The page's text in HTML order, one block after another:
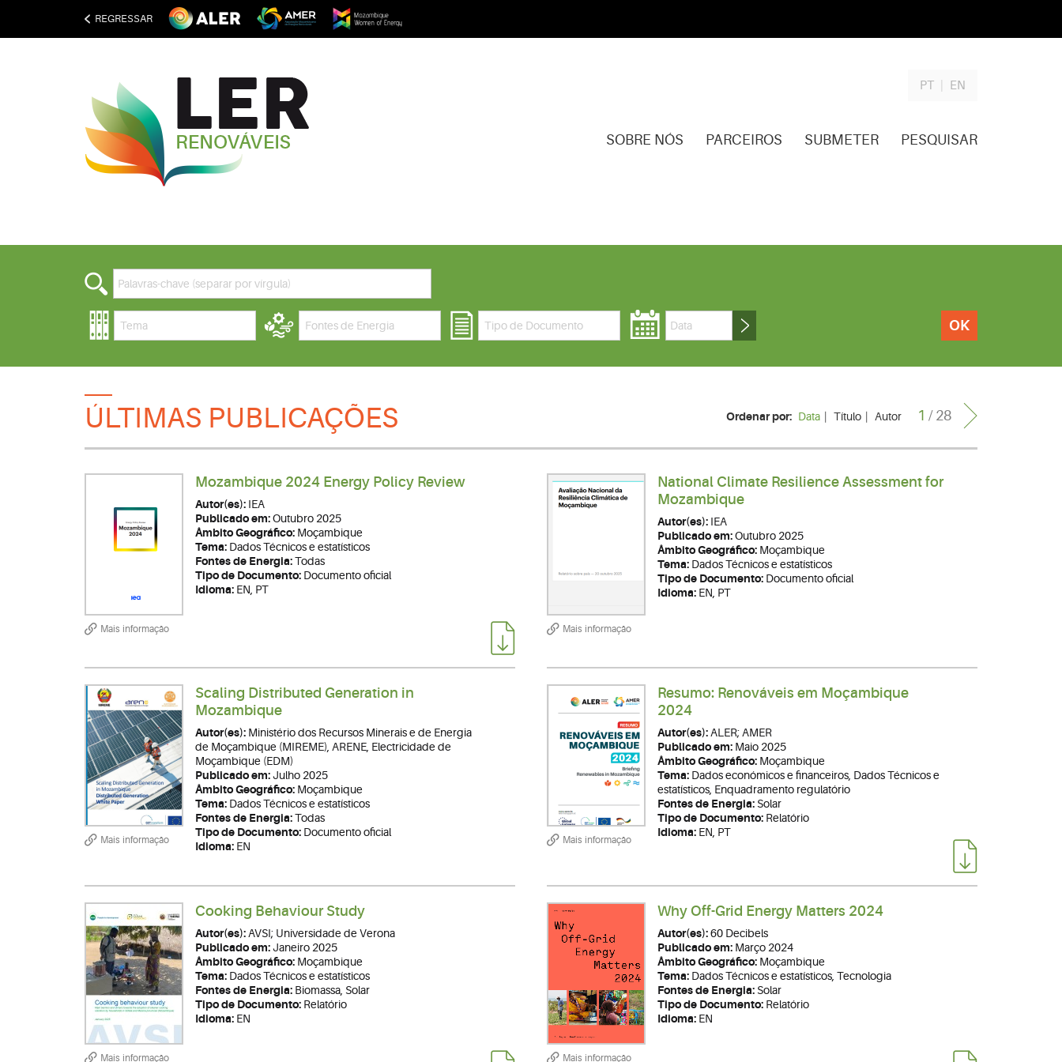
REGRESSAR
SOBRE NÓS PARCEIROS SUBMETER PESQUISAR
PT EN
Tema Fontes de Energia Tipo de Documento OK
ÚLTIMAS PUBLICAÇÕES 1 / 28
Ordenar por: Data Título Autor
Mais informação
Mozambique 2024 Energy Policy Review
Autor(es): IEA
Publicado em:Outubro 2025
Âmbito Geográfico: Moçambique
Tema: Dados Técnicos e estatísticos
Fontes de Energia:Todas
Tipo de Documento: Documento oficial
Idioma: EN, PT
Mais informação
National Climate Resilience Assessment for
Mozambique
Autor(es): IEA
Publicado em:Outubro 2025
Âmbito Geográfico: Moçambique
Tema: Dados Técnicos e estatísticos
Tipo de Documento: Documento oficial
Idioma: EN, PT
Mais informação
Scaling Distributed Generation in
Mozambique
Autor(es): Ministério dos Recursos Minerais e de Energia
de Moçambique (MIREME), ARENE, Electricidade de
Moçambique (EDM)
Publicado em:Julho 2025
Âmbito Geográfico: Moçambique
Tema: Dados Técnicos e estatísticos
Fontes de Energia:Todas
Tipo de Documento: Documento oficial
Idioma: EN Mais informação
Resumo: Renováveis em Moçambique
2024
Autor(es): ALER; AMER
Publicado em: Maio 2025
Âmbito Geográfico: Moçambique
Tema: Dados económicos e financeiros, Dados Técnicos e
estatísticos, Enquadramento regulatório
Fontes de Energia: Solar
Tipo de Documento: Relatório
Idioma: EN, PT
Mais informação
Cooking Behaviour Study
Autor(es): AVSI; Universidade de Verona
Publicado em:Janeiro 2025
Âmbito Geográfico: Moçambique
Tema: Dados Técnicos e estatísticos
Fontes de Energia: Biomassa, Solar
Tipo de Documento: Relatório
Idioma: EN
Mais informação
Why Off-Grid Energy Matters 2024
Autor(es):60 Decibels
Publicado em: Março 2024
Âmbito Geográfico: Moçambique
Tema: Dados Técnicos e estatísticos, Tecnologia
Fontes de Energia: Solar
Tipo de Documento: Relatório
Idioma: EN